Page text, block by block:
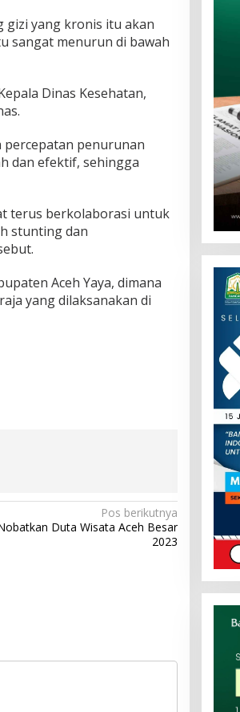
yang kronis itu akan
sangat menurun di bawah
Dinas Kesehatan,
percepatan penurunan
dan efektif, sehingga
terus berkolaborasi untuk
stunting dan
Aceh Yaya, dimana
yang dilaksanakan di
Pos berikutnya
Duta Wisata Aceh Besar
2023